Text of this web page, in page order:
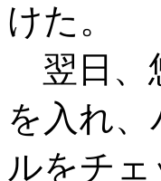
けた。
翌日、
を入れ
ルをチ